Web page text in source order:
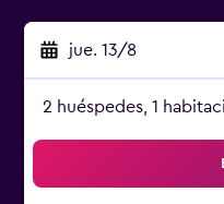
jue. 13/8
2 huéspedes, 1